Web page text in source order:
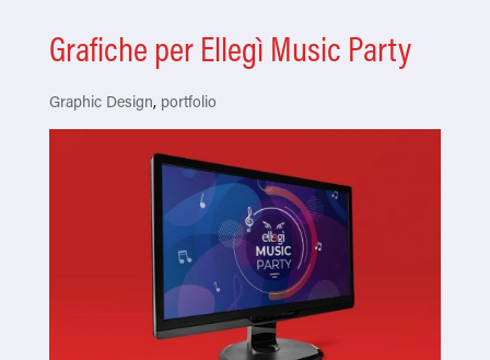
Grafiche per Ellegì Music Party
Graphic Design, portfolio